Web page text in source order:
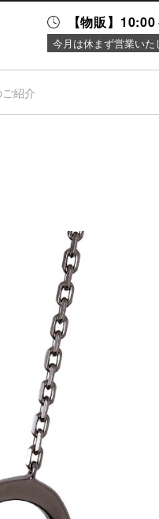
【物販】
今月は休まず営業いた
＆
ト
紹介